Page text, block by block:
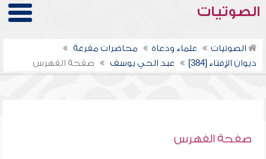
الصوتيات
الصوتيات علماء ودعاة
محاضرات مفرغة
ديوان الإفتاء [384]
عبد الحي يوسف صفحة الفهرس
صفحة الفهرس